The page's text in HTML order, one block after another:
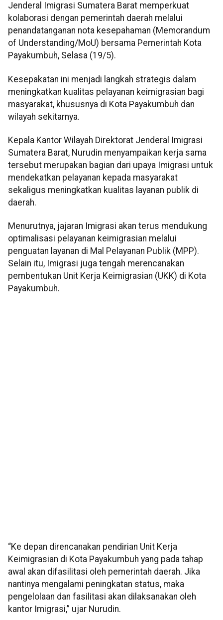
Jenderal Imigrasi Sumatera Barat memperkuat
kolaborasi dengan pemerintah daerah melalui
penandatanganan nota kesepahaman (Memorandum
of Understanding/MoU) bersama Pemerintah Kota
Payakumbuh, Selasa (19/5).
Kesepakatan ini menjadi langkah strategis dalam
meningkatkan kualitas pelayanan keimigrasian bagi
masyarakat, khususnya di Kota Payakumbuh dan
wilayah sekitarnya.
Kepala Kantor Wilayah Direktorat Jenderal Imigrasi
Sumatera Barat, Nurudin menyampaikan kerja sama
tersebut merupakan bagian dari upaya Imigrasi untuk
mendekatkan pelayanan kepada masyarakat
sekaligus meningkatkan kualitas layanan publik di
daerah.
Menurutnya, jajaran Imigrasi akan terus mendukung
optimalisasi pelayanan keimigrasian melalui
penguatan layanan di Mal Pelayanan Publik (MPP).
Selain itu, Imigrasi juga tengah merencanakan
pembentukan Unit Kerja Keimigrasian (UKK) di Kota
Payakumbuh.
“Ke depan direncanakan pendirian Unit Kerja
Keimigrasian di Kota Payakumbuh yang pada tahap
awal akan difasilitasi oleh pemerintah daerah. Jika
nantinya mengalami peningkatan status, maka
pengelolaan dan fasilitasi akan dilaksanakan oleh
kantor Imigrasi,” ujar Nurudin.